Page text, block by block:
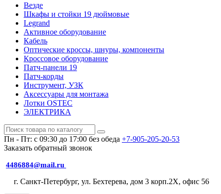
Везде
Шкафы и стойки 19 дюймовые
Legrand
Активное оборудование
Кабель
Оптические кроссы, шнуры, компоненты
Кроссовое оборудование
Патч-панели 19
Патч-корды
Инструмент, УЗК
Аксессуары для монтажа
Лотки OSTEC
ЭЛЕКТРИКА
Пн - Пт: с 09:30 до 17:00 без обеда +7-905-205-20-53
Заказать обратный звонок
4486884@mail.ru
г. Санкт-Петербург, ул. Бехтерева, дом 3 корп.2X, офис 56